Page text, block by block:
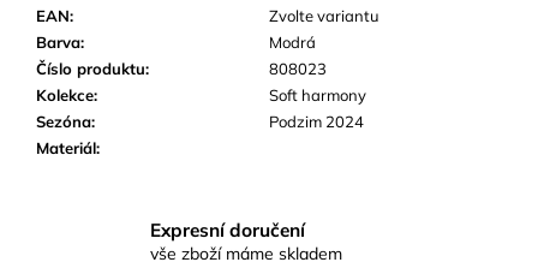
EAN:
Zvolte variantu
Barva:
Modrá
Číslo produktu:
808023
Kolekce:
Soft harmony
Sezóna:
Podzim 2024
Materiál:
Expresní doručení
vše zboží máme skladem